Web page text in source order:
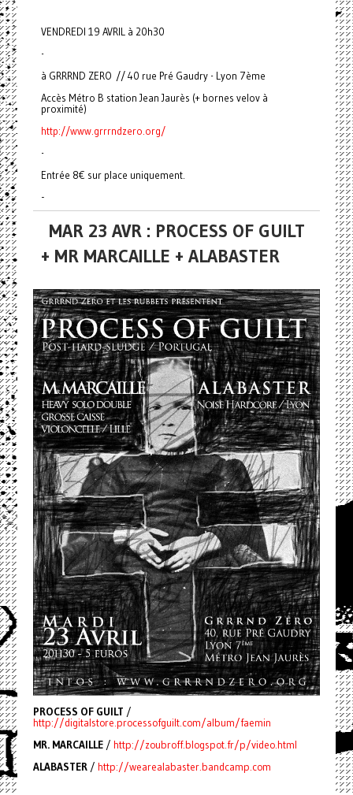
VENDREDI 19 AVRIL à 20h30
-
à GRRRND ZERO // 40 rue Pré Gaudry - Lyon 7ème
Accès Métro B station Jean Jaurès (+ bornes velov à
proximité)
http://www.grrrndzero.org/
-
Entrée 8€ sur place uniquement.
-
MAR 23 AVR : PROCESS OF GUILT
+ MR MARCAILLE + ALABASTER
PROCESS OF GUILT /
http://digitalstore.processofguilt.com/album/faemin
MR. MARCAILLE/ http://zoubroff.blogspot.fr/p/video.html
ALABASTER/ http://wearealabaster.bandcamp.com